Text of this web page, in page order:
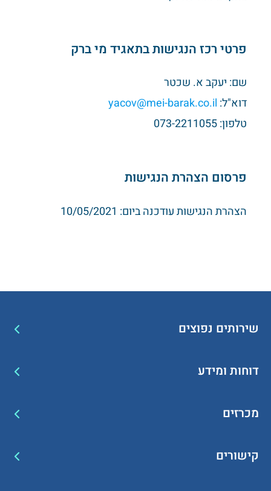
פרטי רכז הנגישות בתאגיד מי ברק
שם: יעקב א. שכטר
דוא"ל: yacov@mei-barak.co.il
טלפון: 073-2211055
פרסום הצהרת הנגישות
הצהרת הנגישות עודכנה ביום: 10/05/2021
שירותים נפוצים
דוחות ומידע
מכרזים
קישורים